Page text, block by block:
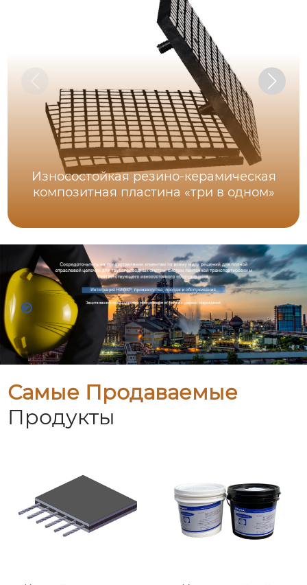
Износостойкая резино-керамическая
композитная пластина «три в одном»
Самые Продаваемые
Продукты